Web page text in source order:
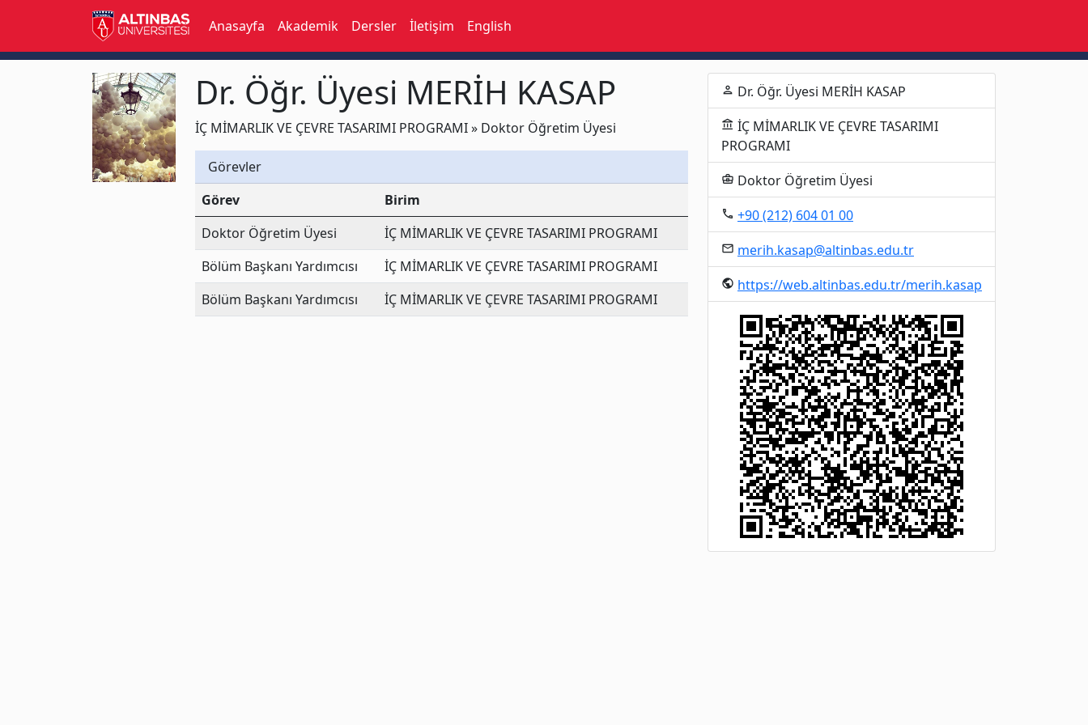
Anasayfa Akademik Dersler İletişim English
Dr. Öğr. Üyesi MERİH KASAP
İÇ MİMARLIK VE ÇEVRE TASARIMI PROGRAMI » Doktor Öğretim Üyesi
Görevler
Görev
Birim
Doktor Öğretim Üyesi
İÇ MİMARLIK VE ÇEVRE TASARIMI PROGRAMI
Bölüm Başkanı Yardımcısı
İÇ MİMARLIK VE ÇEVRE TASARIMI PROGRAMI
Bölüm Başkanı Yardımcısı
İÇ MİMARLIK VE ÇEVRE TASARIMI PROGRAMI
person Dr. Öğr. Üyesi MERİH KASAP
account_balance İÇ MİMARLIK VE ÇEVRE TASARIMI
PROGRAMI
business_center Doktor Öğretim Üyesi
local_phone +90 (212) 604 01 00
email merih.kasap@altinbas.edu.tr
public https://web.altinbas.edu.tr/merih.kasap